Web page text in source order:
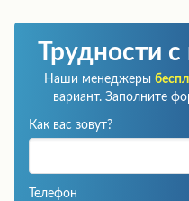
Трудности
Наши менеджеры
вариант. Заполните
Как вас зовут?
Телефон